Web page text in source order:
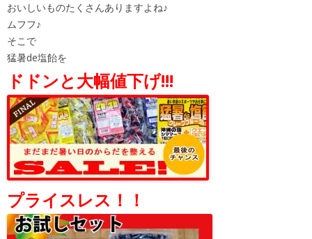
おいしいものたくさんありますよね♪
ムフフ♪
そこで
猛暑de塩飴を
ドドンと大幅値下げ!!!
プライスレス！！